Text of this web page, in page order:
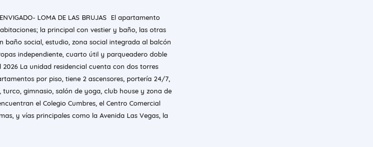
LOMA DE LAS BRUJAS El apartamento
la principal con vestier y baño, las otras
social, estudio, zona social integrada al balcón
independiente, cuarto útil y parqueadero doble
La unidad residencial cuenta con dos torres
por piso, tiene 2 ascensores, portería 24/7,
gimnasio, salón de yoga, club house y zona de
el Colegio Cumbres, el Centro Comercial
y vías principales como la Avenida Las Vegas, la